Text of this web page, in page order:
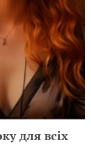
для всіх